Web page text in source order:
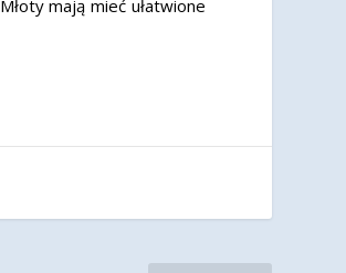
mają mieć ułatwione